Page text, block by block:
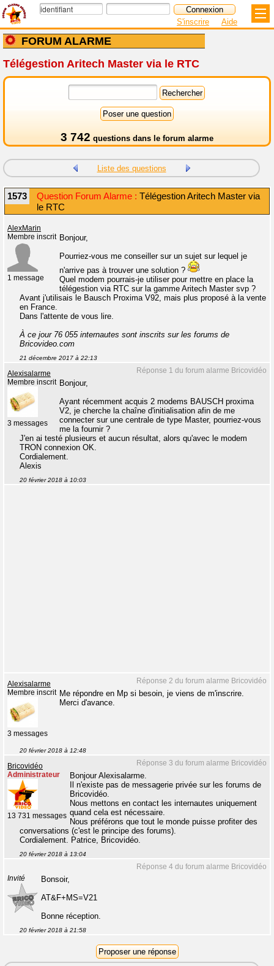
FORUM ALARME
S'inscrire Aide
Télégestion Aritech Master via le RTC
3 742 questions dans le forum alarme
Liste des questions
1573 Question Forum Alarme : Télégestion Aritech Master via
le RTC
AlexMarin
Membre inscrit
1 message
Bonjour,
Pourriez-vous me conseiller sur un sujet sur lequel je
n'arrive pas à trouver une solution ?
Quel modem pourrais-je utiliser pour mettre en place la
télégestion via RTC sur la gamme Aritech Master svp ?
Avant j'utilisais le Bausch Proxima V92, mais plus proposé à la vente
en France.
Dans l'attente de vous lire.
À ce jour 76 055 internautes sont inscrits sur les forums de
Bricovideo.com
21 décembre 2017 à 22:13
Réponse 1 du forum alarme Bricovidéo
Alexisalarme
Membre inscrit
3 messages
Bonjour,
Ayant récemment acquis 2 modems BAUSCH proxima
V2, je cherche la chaîne d'initialisation afin de me
connecter sur une centrale de type Master, pourriez-vous
me la fournir ?
J'en ai testé plusieurs et aucun résultat, alors qu'avec le modem
TRON connexion OK.
Cordialement.
Alexis
20 février 2018 à 10:03
Réponse 2 du forum alarme Bricovidéo
Alexisalarme
Membre inscrit
3 messages
Me répondre en Mp si besoin, je viens de m'inscrire.
Merci d'avance.
20 février 2018 à 12:48
Réponse 3 du forum alarme Bricovidéo
Bricovidéo
Administrateur
13 731 messages
Bonjour Alexisalarme.
Il n'existe pas de messagerie privée sur les forums de
Bricovidéo.
Nous mettons en contact les internautes uniquement
quand cela est nécessaire.
Nous préférons que tout le monde puisse profiter des
conversations (c'est le principe des forums).
Cordialement. Patrice, Bricovidéo.
20 février 2018 à 13:04
Réponse 4 du forum alarme Bricovidéo
Invité
Bonsoir,
AT&F+MS=V21
Bonne réception.
20 février 2018 à 21:58